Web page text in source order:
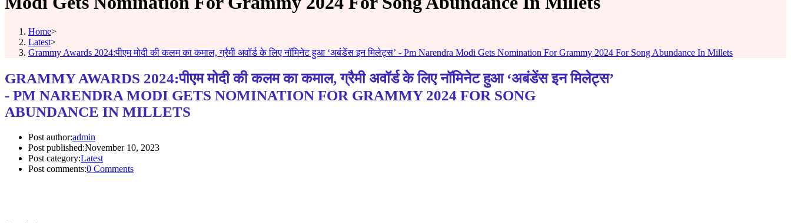
Home>
Latest>
Grammy Awards 2024:पीएम मोदी की कलम का कमाल, ग्रैमी अवॉर्ड के लिए नॉमिनेट हुआ ‘अबंडेंस इन मिलेट्स’ - Pm Narendra Modi Gets Nomination For Grammy 2024 For Song Abundance In Millets
GRAMMY AWARDS 2024:पीएम मोदी की कलम का कमाल, ग्रैमी अवॉर्ड के लिए नॉमिनेट हुआ ‘अबंडेंस इन मिलेट्स’
- PM NARENDRA MODI GETS NOMINATION FOR GRAMMY 2024 FOR SONG
ABUNDANCE IN MILLETS
Post author:admin
Post published:November 10, 2023
Post category:Latest
Post comments:0 Comments